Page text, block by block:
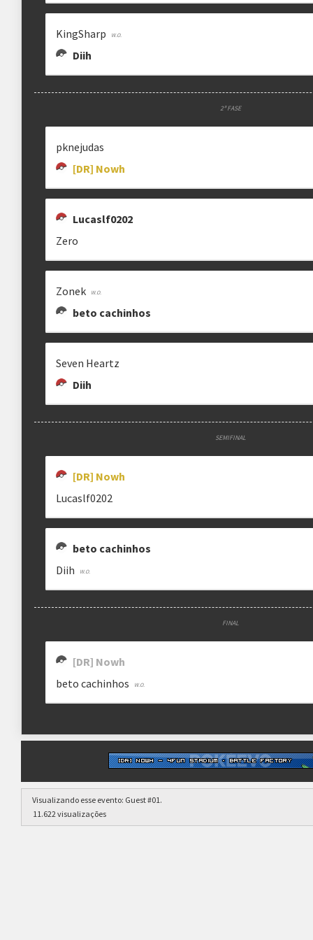
KingSharp
Diih
2ª FASE
pknejudas
[DR] Nowh
Lucaslf0202
Zero
Zonek
beto cachinhos
Seven Heartz
Diih
SEMIFINAL
[DR] Nowh
Lucaslf0202
beto cachinhos
Diih
FINAL
[DR] Nowh
beto cachinhos
Visualizando esse evento: Guest #01.
11.622 visualizações